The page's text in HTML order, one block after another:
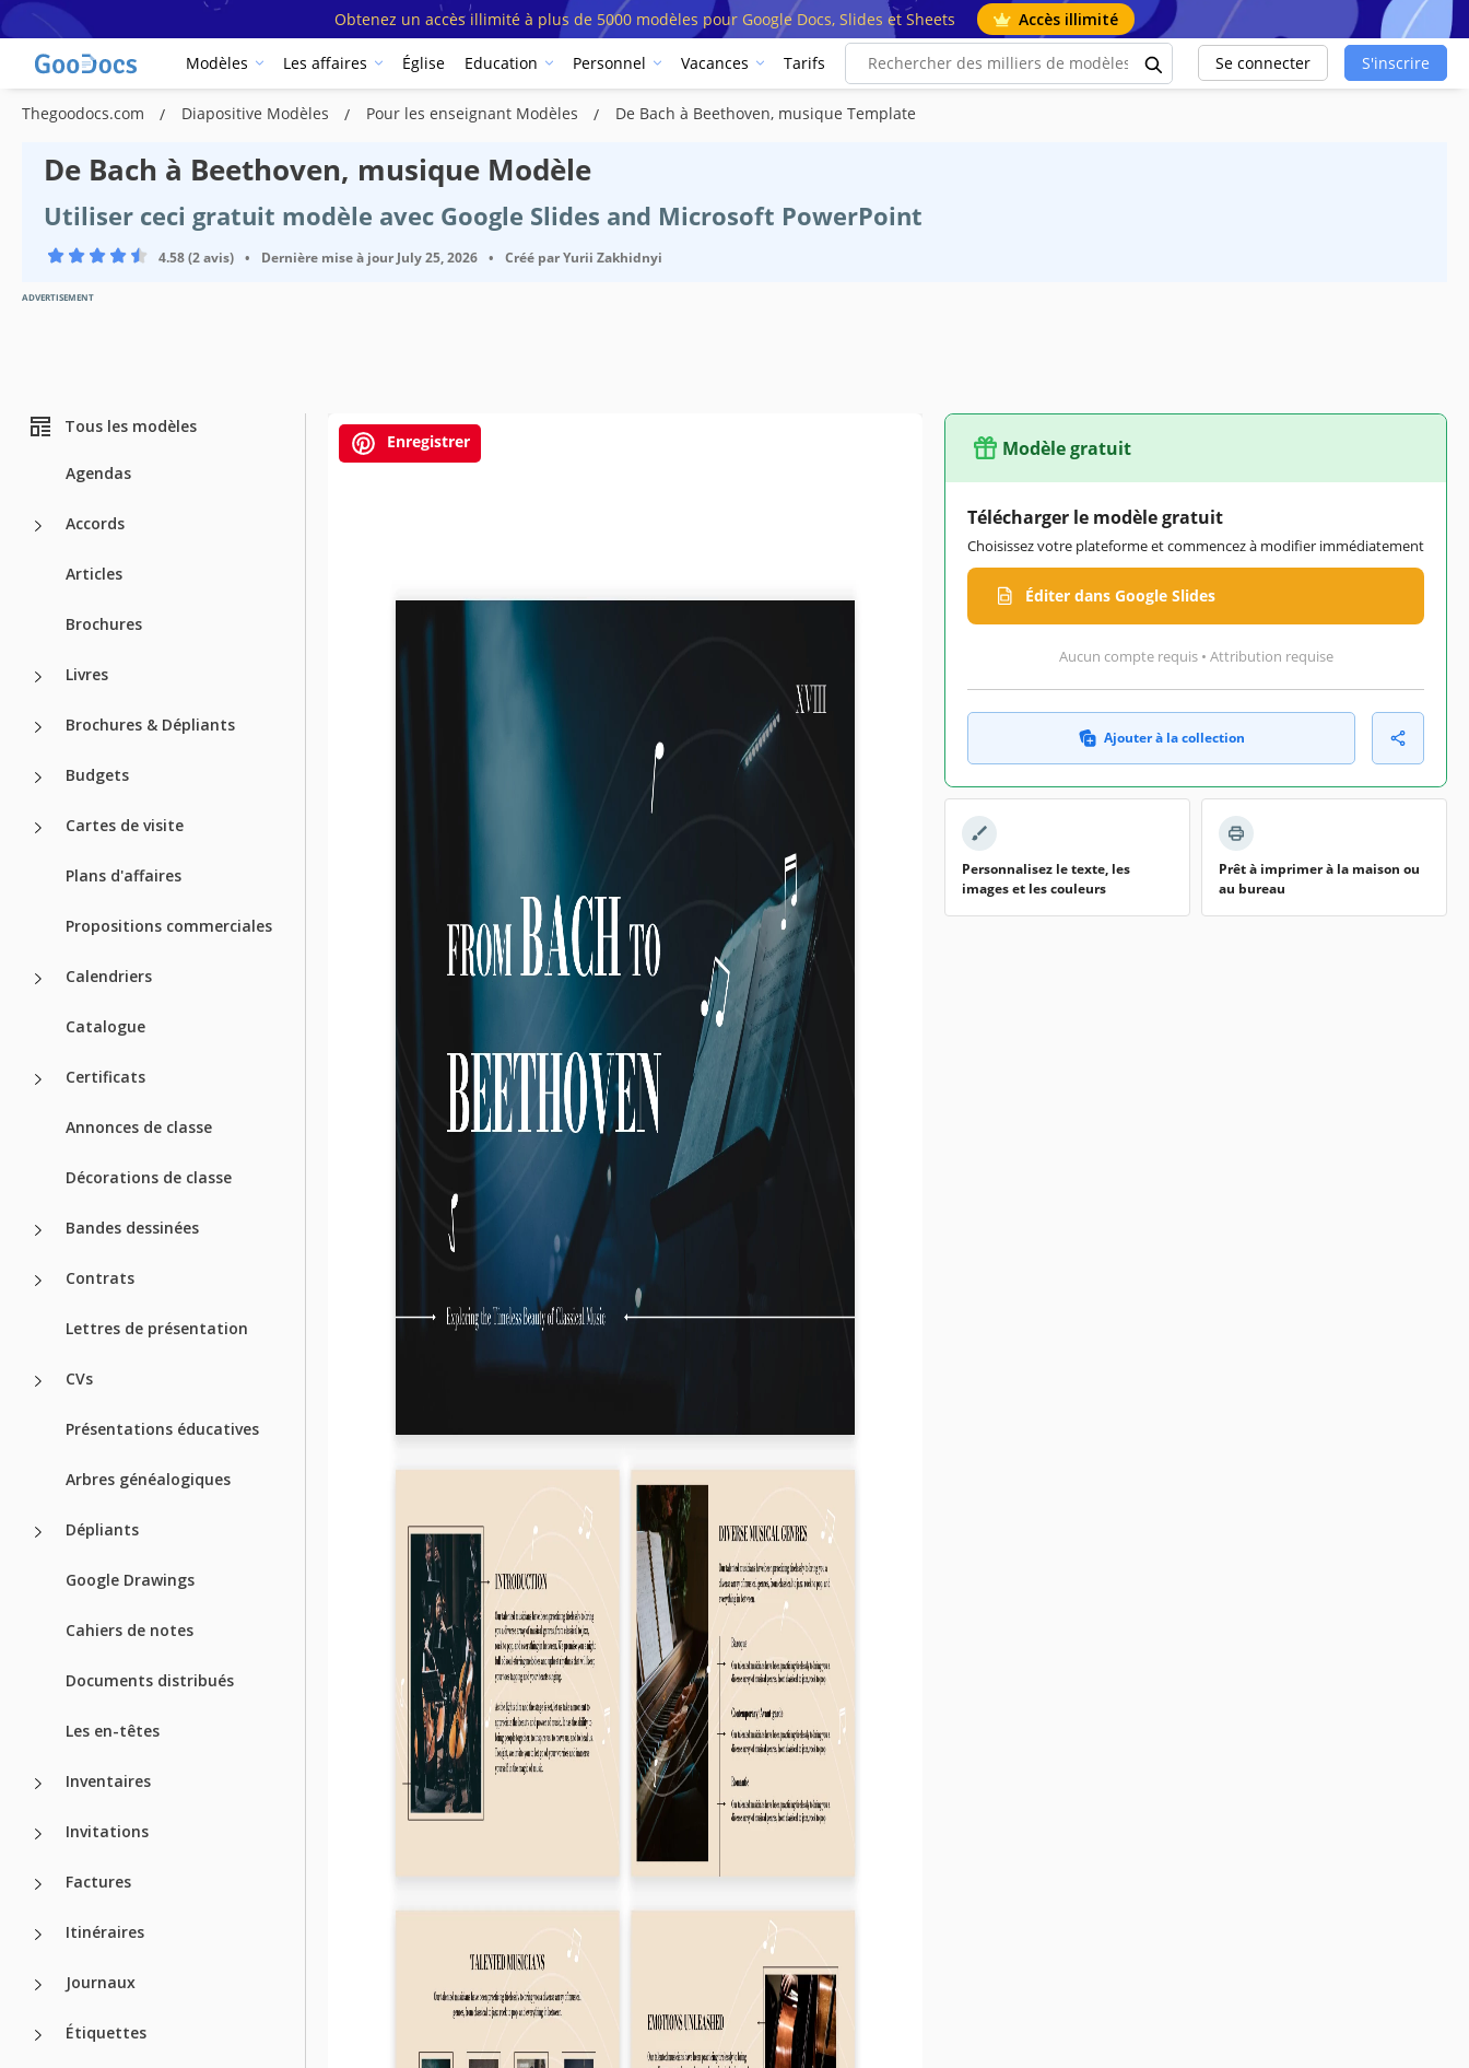
Obtenez un accès illimité à plus de 5000 modèles pour Google Docs, Slides et Sheets Accès illimité
Modèles Les affaires Église Education Personnel Vacances Tarifs Se connecter S'inscrire
Thegoodocs.com Diapositive Modèles Pour les enseignant Modèles De Bach à Beethoven, musique Template
De Bach à Beethoven, musique Modèle
Utiliser ceci gratuit modèle avec Google Slides and Microsoft PowerPoint
4.58 (2 avis) • Dernière mise à jour July 25, 2026 • Créé parYurii Zakhidnyi
ADVERTISEMENT
Tous les modèles
Agendas
Accords
Articles
Brochures
Livres
Brochures & Dépliants
Budgets
Cartes de visite
Plans d'affaires
Propositions commerciales
Calendriers
Catalogue
Certificats
Annonces de classe
Décorations de classe
Bandes dessinées
Contrats
Lettres de présentation
CVs
Présentations éducatives
Arbres généalogiques
Dépliants
Google Drawings
Cahiers de notes
Documents distribués
Les en-têtes
Inventaires
Invitations
Factures
Itinéraires
Journaux
Étiquettes
Enregistrer Modèle gratuit
Télécharger le modèle gratuit
Choisissez votre plateforme et commencez à modifier immédiatement
Éditer dans Google Slides
Aucun compte requis • Attribution requise
Ajouter à la collection
Personnalisez le texte, les
images et les couleurs
Prêt à imprimer à la maison ou
au bureau